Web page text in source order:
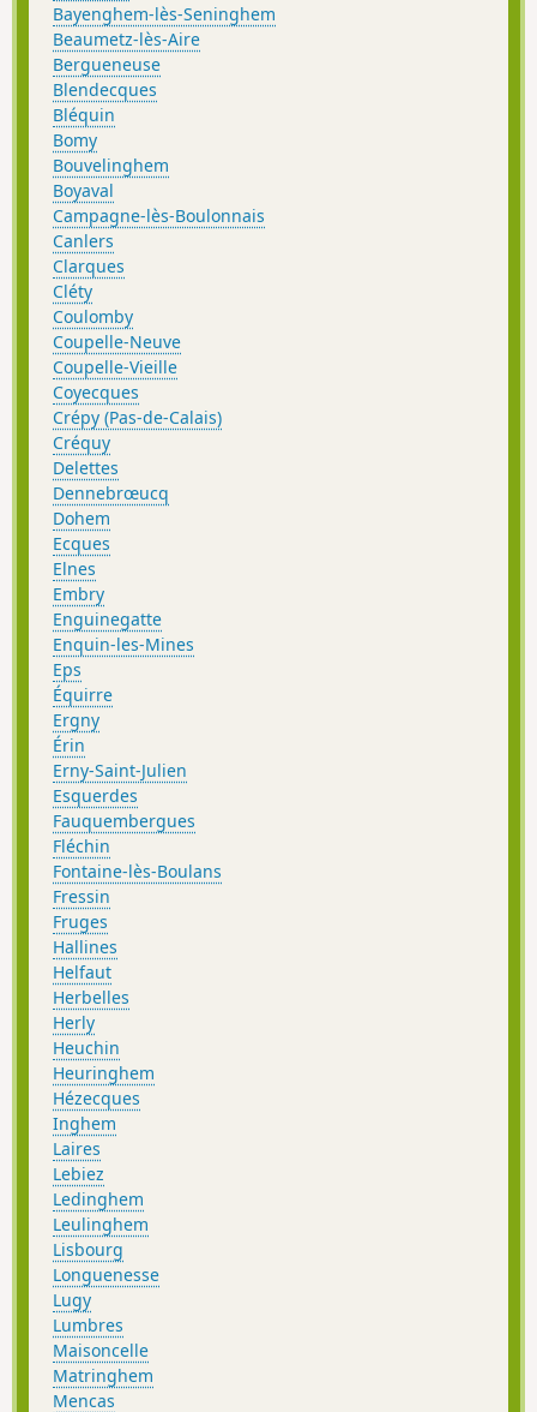
Bayenghem-lès-Seninghem
Beaumetz-lès-Aire
Bergueneuse
Blendecques
Bléquin
Bomy
Bouvelinghem
Boyaval
Campagne-lès-Boulonnais
Canlers
Clarques
Cléty
Coulomby
Coupelle-Neuve
Coupelle-Vieille
Coyecques
Crépy (Pas-de-Calais)
Créquy
Delettes
Dennebrœucq
Dohem
Ecques
Elnes
Embry
Enguinegatte
Enquin-les-Mines
Eps
Équirre
Ergny
Érin
Erny-Saint-Julien
Esquerdes
Fauquembergues
Fléchin
Fontaine-lès-Boulans
Fressin
Fruges
Hallines
Helfaut
Herbelles
Herly
Heuchin
Heuringhem
Hézecques
Inghem
Laires
Lebiez
Ledinghem
Leulinghem
Lisbourg
Longuenesse
Lugy
Lumbres
Maisoncelle
Matringhem
Mencas